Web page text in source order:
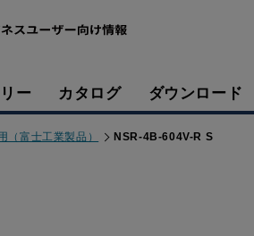
ー カタログ ダウンロード
（富士工業製品） NSR-4B-604V-R S